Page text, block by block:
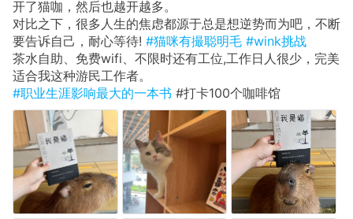
开了猫咖，然后也越开越多。
对比之下，很多人生的焦虑都源于总是想逆势而为吧，不断
要告诉自己，耐心等待! #猫咪有撮聪明毛 #wink挑战
茶水自助、免费wifi、不限时还有工位,工作日人很少，完美
适合我这种游民工作者。
#职业生涯影响最大的一本书 #打卡100个咖啡馆